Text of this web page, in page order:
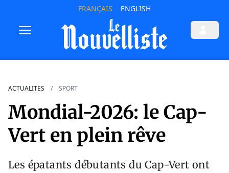
FRANÇAIS ENGLISH
ACTUALITES SPORT
Mondial-2026: le Cap-
Vert en plein rêve
Les épatants débutants du Cap-Vert ont